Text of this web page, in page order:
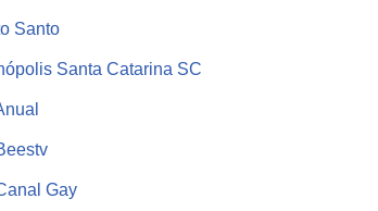
Santo
Santa Catarina SC
Gay